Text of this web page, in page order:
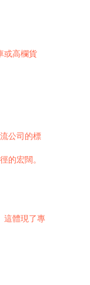
或高欄貨
公司的標
的宏闊。
這體現了專